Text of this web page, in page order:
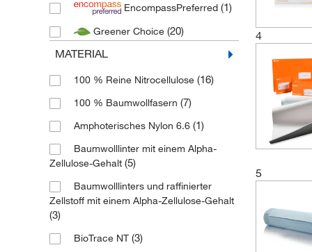
Thermo Scientific(22)
Thermo Scientific Owl(1)
Whatman products Cytiva
EncompassPreferred (1)
Greener Choice (20)
MATERIAL
100 % Reine Nitrocellulose (16)
100 % Baumwollfasern (7)
Amphoterisches Nylon 6.6 (1)
Baumwolllinter mit einem Alpha-
Zellulose-Gehalt (5)
Baumwolllinters und raffinierter
Zellstoff mit einem Alpha-Zellulose-Gehalt
(3)
BioTrace NT (3)
4
5